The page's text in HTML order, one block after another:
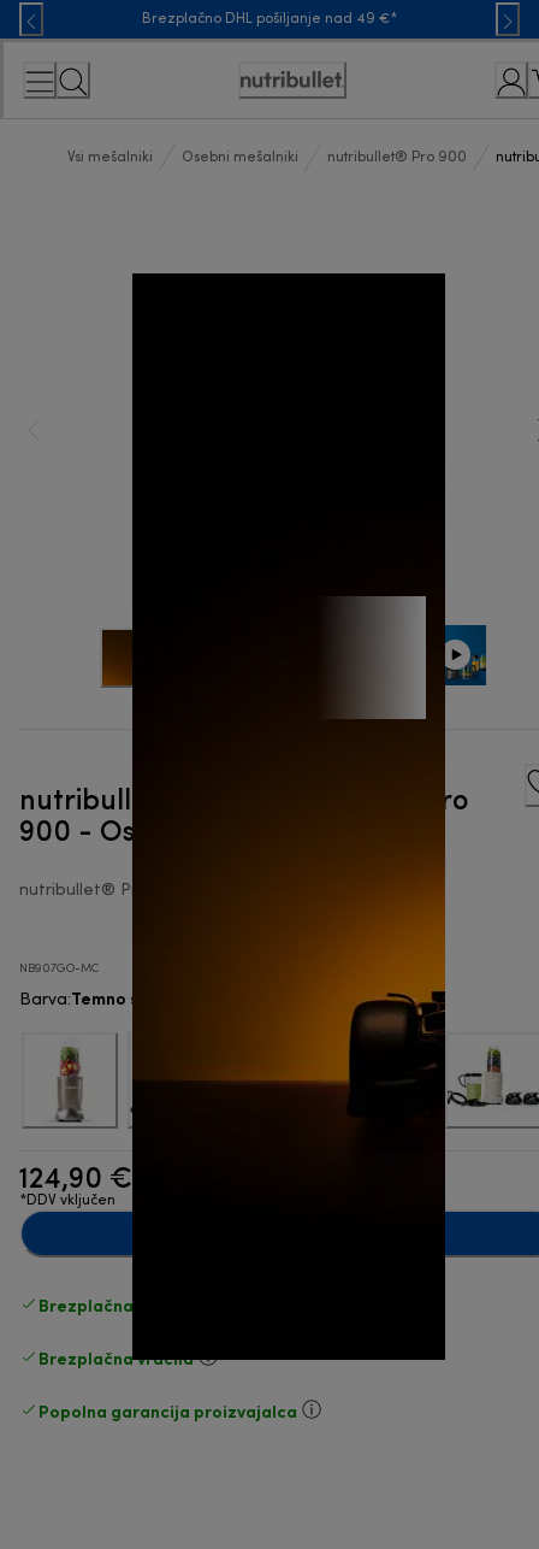
Skip
to
Content
Brezplačno DHL pošiljanje nad 49 €*
Accessibility
Vsi mešalniki Osebni mešalniki nutribullet® Pro 900
nutribullet x McLaren F1 Team Pro
900 - Osebni blender
nutribullet® Pro 900
NB907GO-MC
Barva:Temno siva
124,90 €
*DDV vključen
Brezplačna standardna dostava
Brezplačna vračila
Popolna garancija proizvajalca